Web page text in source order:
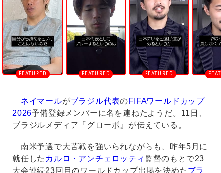
t
e
ネイマールがブラジル代表のFIFAワールドカップ
2026予備登録メンバーに名を連ねたようだ。11日、
ブラジルメディア『グローボ』が伝えている。
南米予選で大苦戦を強いられながらも、昨年5月に
就任した カルロ・アンチェロッティ 監督のもとで23
大会連続23回目のワールドカップ出場を決めた ブラ